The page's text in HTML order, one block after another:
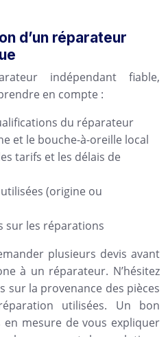
d’un réparateur
indépendant fiable,
en compte :
du réparateur
et le bouche-à-oreille local
tarifs et les délais de
(origine ou
sur les réparations
plusieurs devis avant
à un réparateur. N’hésitez
sur la provenance des pièces
utilisées. Un bon
mesure de vous expliquer